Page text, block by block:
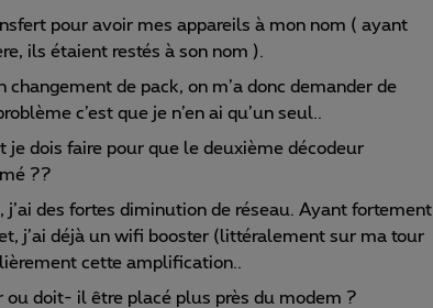
pour avoir mes appareils à mon nom ( ayant
ils étaient restés à son nom ).
changement de pack, on m’a donc demander de
c’est que je n’en ai qu’un seul..
je dois faire pour que le deuxième décodeur
??
j’ai des fortes diminution de réseau. Ayant fortement
j’ai déjà un wifi booster (littéralement sur ma tour
cette amplification..
ou doit- il être placé plus près du modem ?